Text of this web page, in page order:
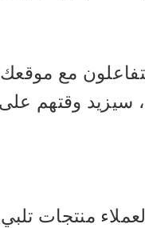
مع
وقتهم
منتجات